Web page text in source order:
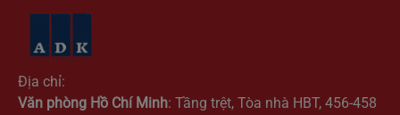
Địa chỉ:
Văn phòng Hồ Chí Minh: Tầng trệt, Tòa nhà HBT, 456-458